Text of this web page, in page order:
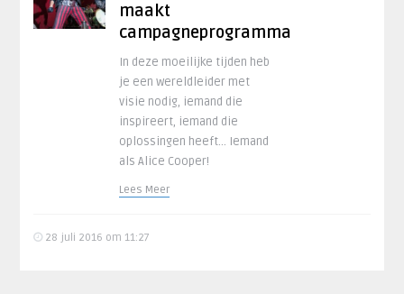
maakt
campagneprogramma
In deze moeilijke tijden heb
je een wereldleider met
visie nodig, iemand die
inspireert, iemand die
oplossingen heeft… Iemand
als Alice Cooper!
Lees Meer
28 juli 2016 om 11:27